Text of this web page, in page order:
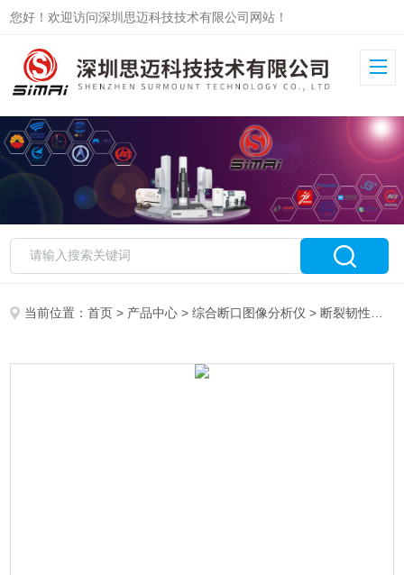
您好！欢迎访问深圳思迈科技技术有限公司网站！
当前位置：首页 > 产品中心 >综合断口图像分析仪 > 断裂韧性断口图像分析仪